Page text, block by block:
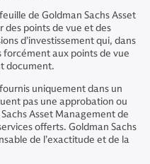
de Goldman Sachs Asset
des points de vue et des
d’investissement qui, dans
aux points de vue
document.
uniquement dans un
pas une approbation ou
Asset Management de
offerts. Goldman Sachs
de l’exactitude et de la